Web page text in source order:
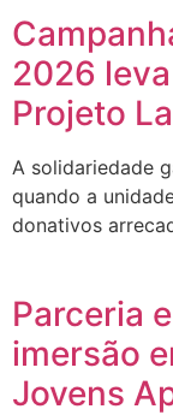
2026
Projeto
A solidariedade
quando a
donativos
Parceria
imersão
Jovens